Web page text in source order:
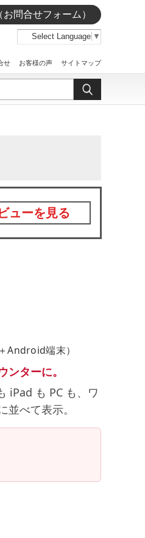
問合せフォーム）
Select Language ▼
せ お客様の声 サイトマップ
ューを見る
Android端末）
ターに。
iPad も PC も、ワ
べて表示。